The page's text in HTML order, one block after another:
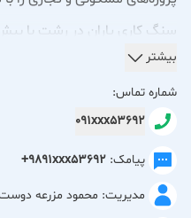
سنگ کاری یاران در رشت با
زمینه طراحی و اجرای سنگ کاری
متعهد به ارائه خدمات با کیفیت
صنعت ساختمان است.
تیم متخصص سنگ کاری یاران با
باتجربه، کلیه پروژه های
بیشتر
شماره تماس:
091xxx53692
پیامک: +9891xxx53692
مدیریت: محمود مزرعه